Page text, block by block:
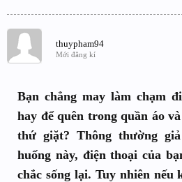
thuypham94
Mới đăng kí
Bạn chẳng may làm chạm
hay để quên trong quần áo
thứ giặt? Thông thường
huống này, điện thoại của
chắc sống lại. Tuy nhiên